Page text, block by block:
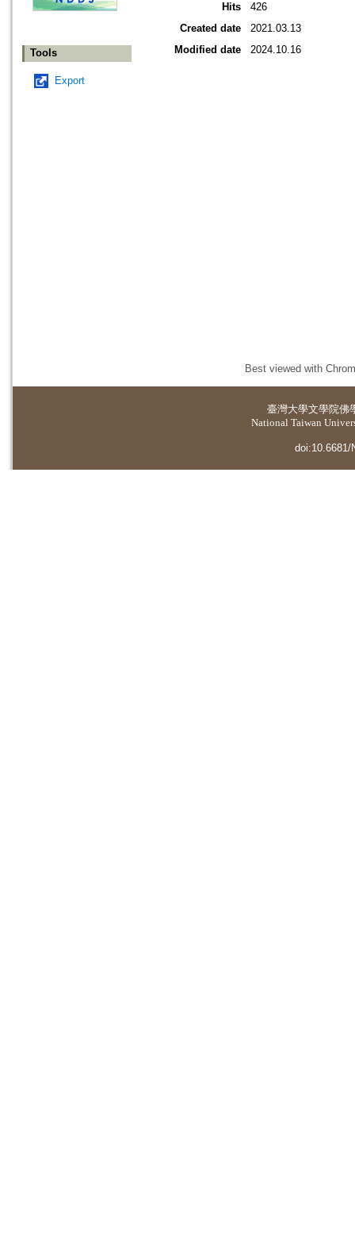
Tools
Export
Hits
426
Created date
2021.03.13
Modified date
2024.10.16
Best viewed with
臺灣大學文學院佛
National Taiwan
doi:10.6681/